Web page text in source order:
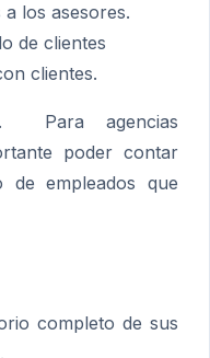
los asesores.
de clientes
clientes.
Para agencias
poder contar
empleados que
completo de sus